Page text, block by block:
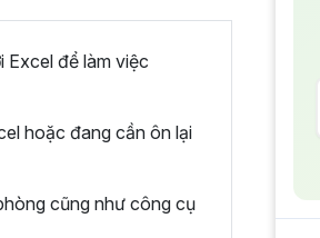
Excel để làm việc
hoặc đang cần ôn lại
cũng như công cụ